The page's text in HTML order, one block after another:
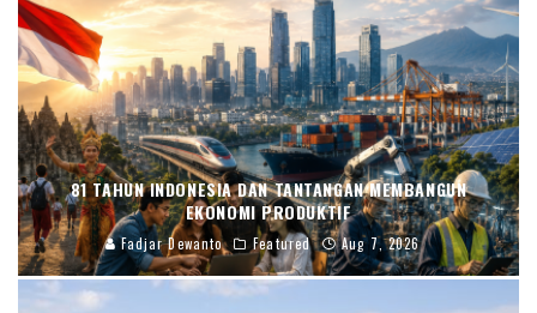
81 TAHUN INDONESIA DAN TANTANGAN MEMBANGUN
EKONOMI PRODUKTIF
Fadjar Dewanto Featured Aug 7, 2026